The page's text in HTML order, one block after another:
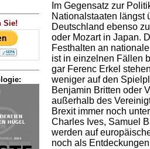
Sie!
Im Gegensatz zur
Nationalstaaten längst
Deutschland ebenso
oder Mozart in Japan.
Festhalten an
ist in einzelnen Fällen
gar Ferenc Erkel
weniger auf den
Benjamin Britten oder
außerhalb des
Brexit immer noch
Charles Ives, Samuel
werden auf
noch als